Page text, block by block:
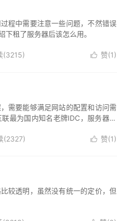
程中需要注意一些问题，不然错误
租了服务器后该怎么用。
(3215)  赞(1)
需要能够满足网站的配置和访问需
最为国内知名老牌IDC，服务器性
(2327)  赞(1)
较透明，虽然没有统一的定价，但